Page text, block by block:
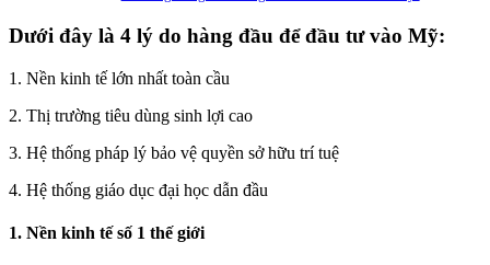
Dưới đây là 4 lý do hàng đầu để đầu tư vào Mỹ:
1. Nền kinh tế lớn nhất toàn cầu
2. Thị trường tiêu dùng sinh lợi cao
3. Hệ thống pháp lý bảo vệ quyền sở hữu trí tuệ
4. Hệ thống giáo dục đại học dẫn đầu
1. Nền kinh tế số 1 thế giới